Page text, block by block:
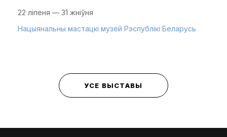
22 ліпеня — 31 жніўня
Нацыянальны мастацкі музей Рэспублікі Беларусь
УСЕ ВЫСТАВЫ